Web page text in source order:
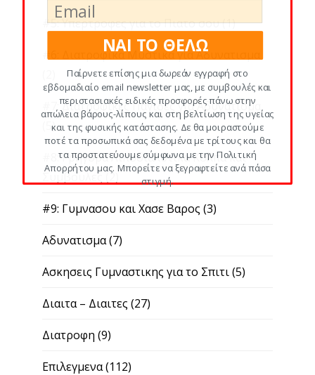
#5: Υπερτροφες για το Πιατο σου(1)
#6: Διατροφικα Μυστικα για Αδυνατισμα
#7: Διατροφικες Παγιδες για Αδυνατισμα
(5)
#8: Γρηγορα Λιποδιαλυτικα Κολπα και
Συμβουλες
(2)
#9: Γυμνασου και Χασε Βαρος (3)
Αδυνατισμα(7)
Ασκησεις Γυμναστικης για το Σπιτι(5)
Διαιτα – Διαιτες (27)
Διατροφη (9)
Επιλεγμενα(112)
ΝΑΙ ΤΟ ΘΕΛΩ
Παίρνετε επίσης μια δωρεάν εγγραφή στο
εβδομαδιαίο email newsletter μας, με συμβουλές και
περιστασιακές ειδικές προσφορές πάνω στην
απώλεια βάρους-λίπους και στη βελτίωση της υγείας
και της φυσικής κατάστασης. Δε θα μοιραστούμε
ποτέ τα προσωπικά σας δεδομένα με τρίτους και θα
τα προστατεύουμε σύμφωνα με την Πολιτική
Απορρήτου μας. Μπορείτε να ξεγραφτείτε ανά πάσα
στιγμή.